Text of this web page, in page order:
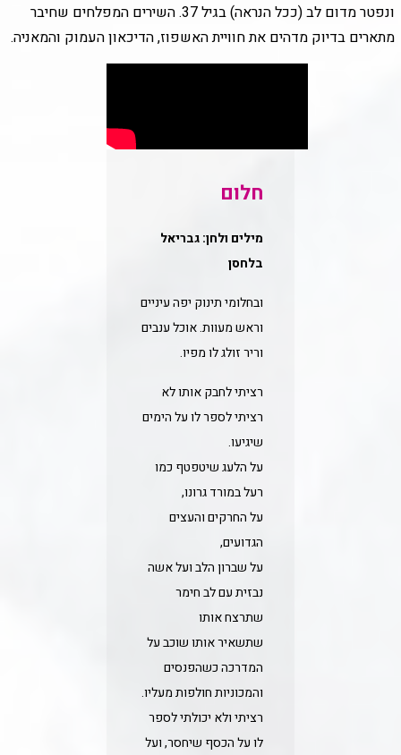
ונפטר מדום לב (ככל הנראה) בגיל 37. השירים המפלחים שחי
בר
מתארים בדיוק מדהים את חוויית האשפוז, הדיכאון העמוק והמאניה.
חלום
מילים ולחן: גבריאל
בלחסן
ובחלומי תינוק יפה עיניים
וראש מעוות. אוכל ענבים
וריר זולג לו מפיו.
רציתי לחבק אותו לא
רציתי לספר לו על הימים
שיגיעו.
על הלעג שיטפטף כמו
רעל במורד גרונו,
על החרקים והעצים
הגדועים,
על שברון הלב ועל אשה
נבזית עם לב חימר
שתרצח אותו
שתשאיר אותו שוכב על
המדרכה כשהפנסים
והמכוניות חולפות מעליו.
רציתי ולא יכולתי לספר
לו על הכסף שיחסר, ועל